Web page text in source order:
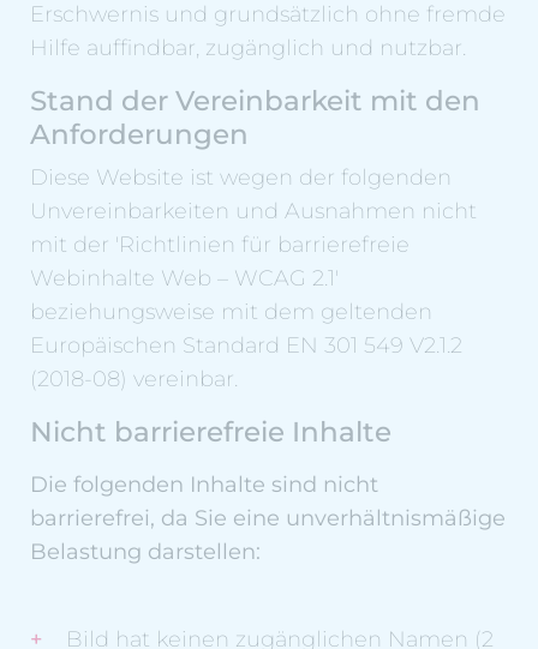
Erschwernis und grundsätzlich ohne fremde
Hilfe auffindbar, zugänglich und nutzbar.
Stand der Vereinbarkeit mit den
Anforderungen
Diese Website ist wegen der folgenden
Unvereinbarkeiten und Ausnahmen nicht
mit der 'Richtlinien für barrierefreie
Webinhalte Web – WCAG 2.1'
beziehungsweise mit dem geltenden
Europäischen Standard EN 301 549 V2.1.2
(2018-08) vereinbar.
Nicht barrierefreie Inhalte
Die folgenden Inhalte sind nicht
barrierefrei, da Sie eine unverhältnismäßige
Belastung darstellen:
Bild hat keinen zugänglichen Namen (2